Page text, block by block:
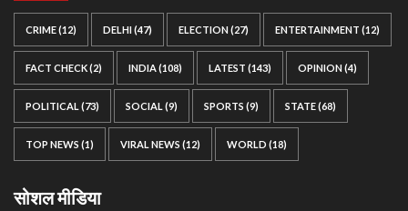
CRIME(12) DELHI(47) ELECTION(27) ENTERTAINMENT (12)
FACT CHECK(2) INDIA(108) LATEST (143) OPINION(4)
POLITICAL (73) SOCIAL (9) SPORTS (9) STATE(68)
TOP NEWS (1) VIRAL NEWS (12) WORLD (18)
सोशल मीडिया